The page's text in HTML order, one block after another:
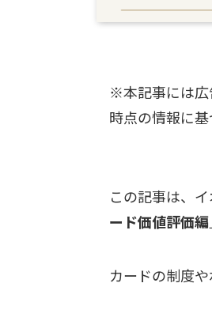
※本記事には広
時点の情報に
この記事は、
ード価値評価編
カードの制度や